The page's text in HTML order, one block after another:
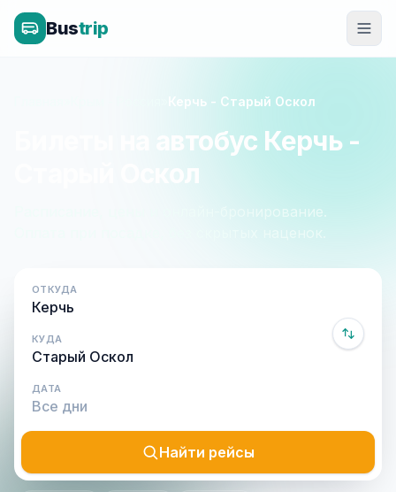
Bustrip
Керчь - Старый Оскол
Билеты на автобус Керчь -
Старый Оскол
Расписание, цены и онлайн-бронирование.
Оплата при посадке, без скрытых наценок.
ОТКУДА
КУДА
ДАТА
Найти рейсы